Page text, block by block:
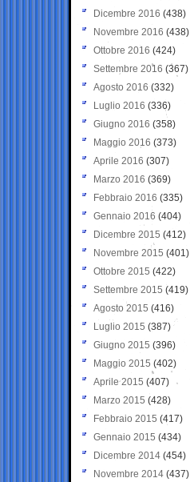
Dicembre 2016 (438)
Novembre 2016 (438)
Ottobre 2016 (424)
Settembre 2016 (367)
Agosto 2016 (332)
Luglio 2016 (336)
Giugno 2016 (358)
Maggio 2016 (373)
Aprile 2016 (307)
Marzo 2016 (369)
Febbraio 2016 (335)
Gennaio 2016 (404)
Dicembre 2015 (412)
Novembre 2015 (401)
Ottobre 2015 (422)
Settembre 2015 (419)
Agosto 2015 (416)
Luglio 2015 (387)
Giugno 2015 (396)
Maggio 2015 (402)
Aprile 2015 (407)
Marzo 2015 (428)
Febbraio 2015 (417)
Gennaio 2015 (434)
Dicembre 2014 (454)
Novembre 2014 (437)